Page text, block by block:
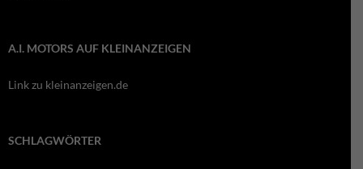
A.I. MOTORS AUF KLEINANZEIGEN
Link zu kleinanzeigen.de
SCHLAGWÖRTER